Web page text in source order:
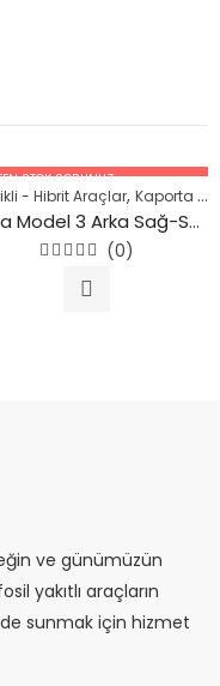
,Tesla
STOK SORUNUZ.
- Hibrit Araçlar, Kaporta Parçaları
Tesla Model 3 Arka Sağ-Sol Salıncak 2018 Sonrası
üzerinden
(0)
ve günümüzün
yakıtlı araçların
sunmak için hizmet